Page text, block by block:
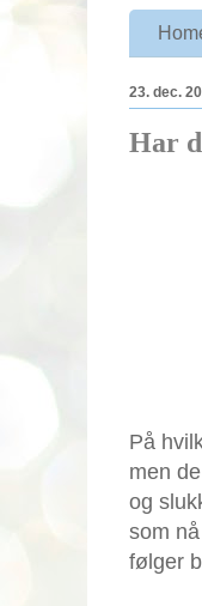
23. dec.
Har
På
men
og
som
følger